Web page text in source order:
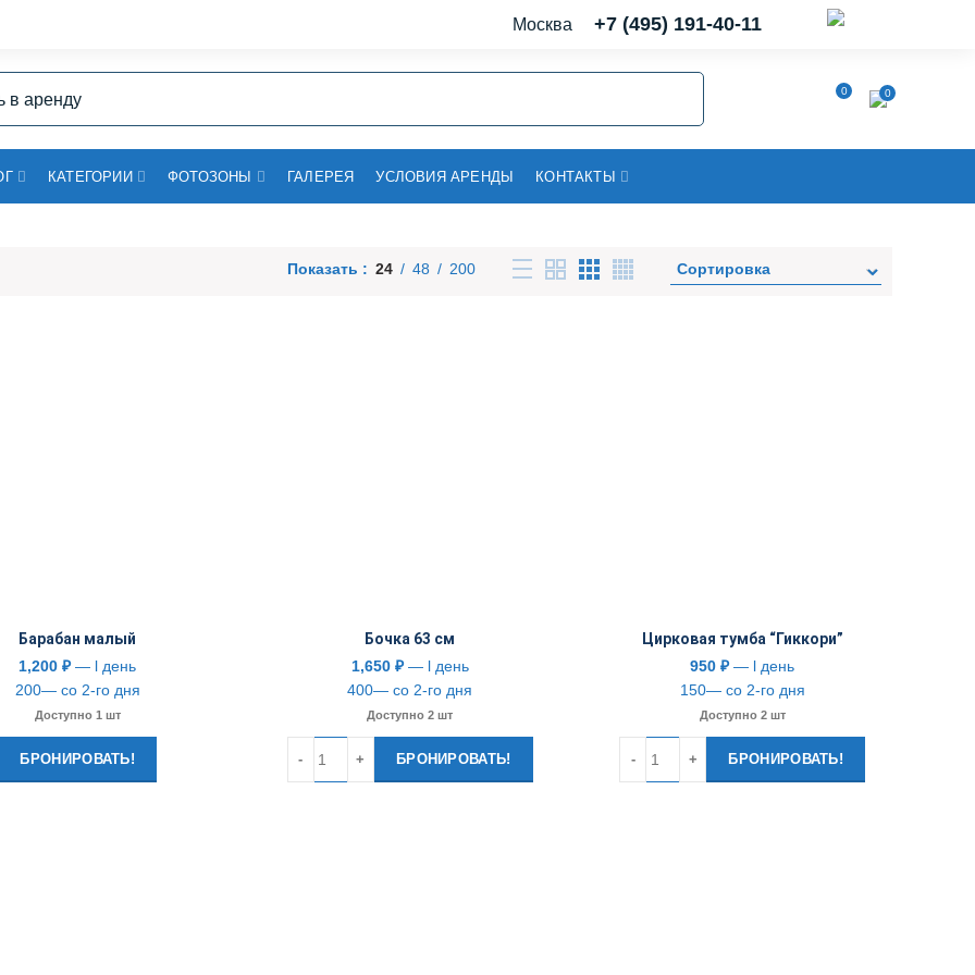
Москва +7 (495) 191-40-11
0 0
КАТЕГОРИИ ФОТОЗОНЫ ГАЛЕРЕЯ УСЛОВИЯ АРЕНДЫ КОНТАКТЫ
Показать 24 48 200
Барабан малый
1,200₽— l день
200— со 2-го дня
Доступно 1 шт
БРОНИРОВАТЬ!
Бочка 63 см
1,650 ₽— l день
400— со 2-го дня
Доступно 2 шт
БРОНИРОВАТЬ!
Цирковая тумба “Гиккори”
950₽— l день
150— со 2-го дня
Доступно 2 шт
БРОНИРОВАТЬ!